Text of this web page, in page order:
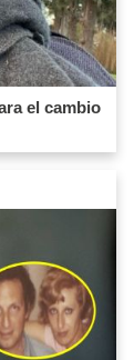
el cambio